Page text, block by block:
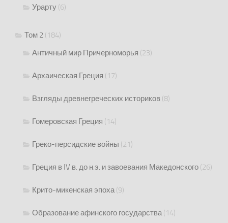
Урарту (6)
Том 2 (184)
Античный мир Причерноморья (23)
Архаическая Греция (17)
Взгляды древнегреческих историков (8)
Гомеровская Греция (14)
Греко-персидские войны (21)
Греция в IV в. до н.э. и завоевания Македонского (26)
Крито-микенская эпоха(9)
Образование афинского государства(14)